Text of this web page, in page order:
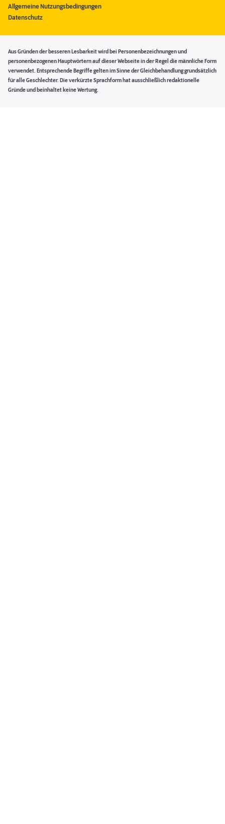
Allgemeine Nutzungsbedingungen
Datenschutz
Aus Gründen der besseren Lesbarkeit wird bei Personenbezeichnungen und
personenbezogenen Hauptwörtern auf dieser Webseite in der Regel die männliche Form
verwendet. Entsprechende Begriffe gelten im Sinne der Gleichbehandlung grundsätzlich
für alle Geschlechter. Die verkürzte Sprachform hat ausschließlich redaktionelle
Gründe und beinhaltet keine Wertung.